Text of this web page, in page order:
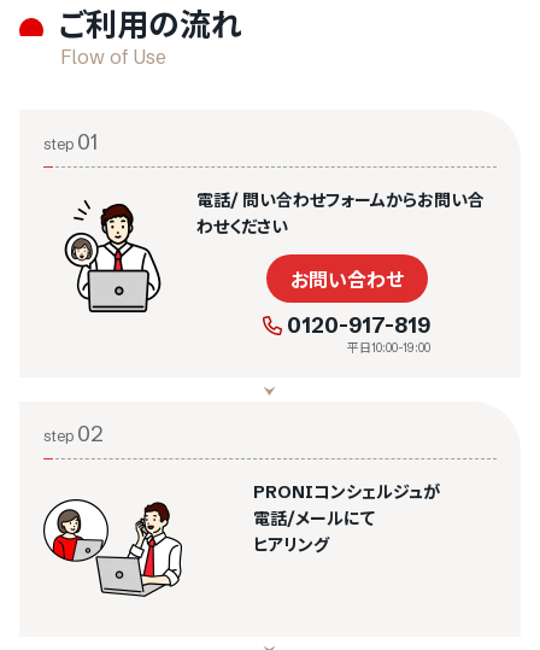
ご利用の流れ
Flow of Use
step 01
電話/ 問い合わせフォームからお問い合
わせください
お問い合わせ
0120-917-819
平日10:00-19:00
step 02
PRONIコンシェルジュが
電話/メールにて
ヒアリング